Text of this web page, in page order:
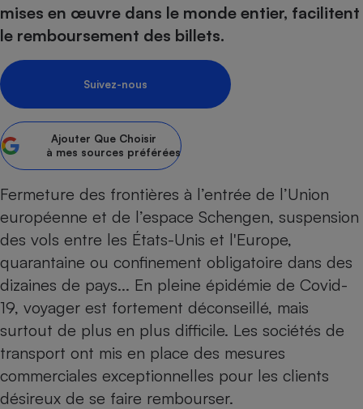
mises en œuvre dans le monde entier, facilitent
le remboursement des billets.
Suivez-nous
Ajouter Que Choisir
à mes sources préférées
Fermeture des frontières à l’entrée de l’Union
européenne et de l’espace Schengen, suspension
des vols entre les États-Unis et l'Europe,
quarantaine ou confinement obligatoire dans des
dizaines de pays... En pleine épidémie de Covid-
19, voyager est fortement déconseillé, mais
surtout de plus en plus difficile. Les sociétés de
transport ont mis en place des mesures
commerciales exceptionnelles pour les clients
désireux de se faire rembourser.
Sécurité - Hygiène
Supermarché - Drive
Assurance
Banque - Crédit
Epargne - Fiscalité
Circulation routière
Contrôle technique -
Pièce détachée
Moto
Comparateur auto
Comparatif
Comparatif aspirateur
Comparatif aspirateur
Comparatif cafetière
Comparatif robot cuiseur
Comparatif centrale
Gros électroménager
Petit électroménager -
Comparatif casque audio
Comparatif ultrabook
Comparatif tablette
Image et son
Informatique
Internet
Téléphonie
Crédit immobilier
Comparatif tondeuse
Aménagement
Bricolage - Jardinage
Chauffage
Produit d'entretien
Sécurité domestique
Maladie - Médecine -
Système de santé -
Maison de retraite
Retraite
Choisir son fioul
Choisir son pellet
Comparateur assurance emprunteur
Energie Moins Chère Ensemble
Tous les comparateurs
Toutes les cartes interactives
Speedtest - Testez le débit de votre
connexion Internet